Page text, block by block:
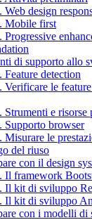
Web design
Mobile first
Progressive
di supporto allo
Feature detection
Verificare le
Strumenti e risorse
Supporto browser
Misurare le
del riuso
con il design
Il framework
Il kit di sviluppo
Il kit di sviluppo
con i modelli di